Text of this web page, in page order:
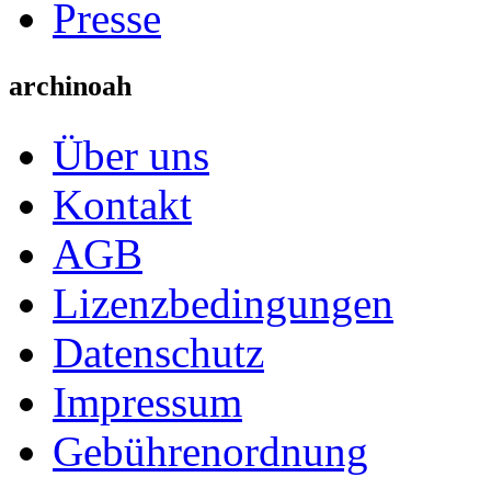
Presse
archinoah
Über uns
Kontakt
AGB
Lizenzbedingungen
Datenschutz
Impressum
Gebührenordnung